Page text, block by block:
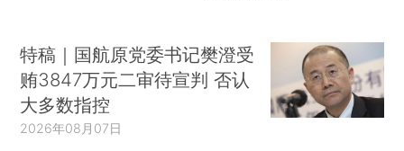
特稿｜国航原党委书记樊澄受
贿3847万元二审待宣判 否认
大多数指控
2026年08月07日